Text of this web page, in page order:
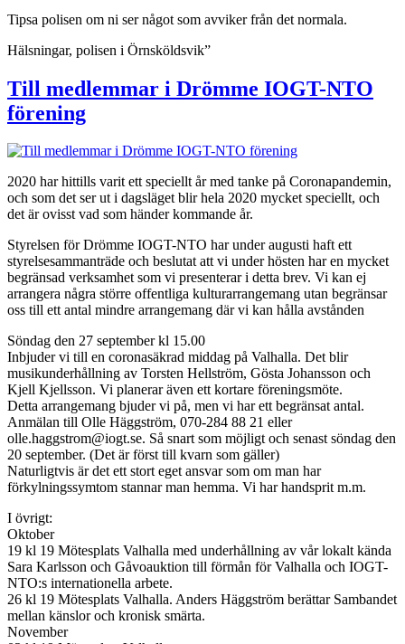
Tipsa polisen om ni ser något som avviker från det normala.
Hälsningar, polisen i Örnsköldsvik”
Till medlemmar i Drömme IOGT-NTO
förening
2020 har hittills varit ett speciellt år med tanke på Coronapandemin,
och som det ser ut i dagsläget blir hela 2020 mycket speciellt, och
det är ovisst vad som händer kommande år.
Styrelsen för Drömme IOGT-NTO har under augusti haft ett
styrelsesammanträde och beslutat att vi under hösten har en mycket
begränsad verksamhet som vi presenterar i detta brev. Vi kan ej
arrangera några större offentliga kulturarrangemang utan begränsar
oss till ett antal mindre arrangemang där vi kan hålla avstånden
Söndag den 27 september kl 15.00
Inbjuder vi till en coronasäkrad middag på Valhalla. Det blir
musikunderhållning av Torsten Hellström, Gösta Johansson och
Kjell Kjellsson. Vi planerar även ett kortare föreningsmöte.
Detta arrangemang bjuder vi på, men vi har ett begränsat antal.
Anmälan till Olle Häggström, 070-284 88 21 eller
olle.haggstrom@iogt.se. Så snart som möjligt och senast söndag den
20 september. (Det är först till kvarn som gäller)
Naturligtvis är det ett stort eget ansvar som om man har
förkylningssymtom stannar man hemma. Vi har handsprit m.m.
I övrigt:
Oktober
19 kl 19 Mötesplats Valhalla med underhållning av vår lokalt kända
Sara Karlsson och Gåvoauktion till förmån för Valhalla och IOGT-
NTO:s internationella arbete.
26 kl 19 Mötesplats Valhalla. Anders Häggström berättar Sambandet
mellan känslor och kronisk smärta.
November